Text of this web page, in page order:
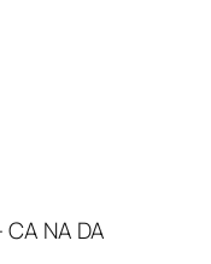
NA DA